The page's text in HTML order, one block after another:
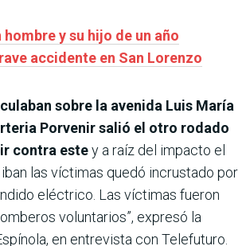
hombre y su hijo de un año
accidente en San Lorenzo
sobre la avenida Luis María
Porvenir salió el otro rodado
contra estey a raíz del impacto el
las víctimas quedó incrustado por
eléctrico. Las víctimas fueron
voluntarios”, expresó la
en entrevista con Telefuturo.